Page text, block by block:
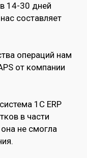
14-30 дней
составляет
операций нам
от компании
1С ERP
в части
не смогла